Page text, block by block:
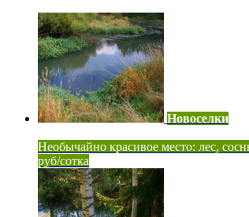
Новоселки
Необычайно красивое место: лес,
руб/сотка